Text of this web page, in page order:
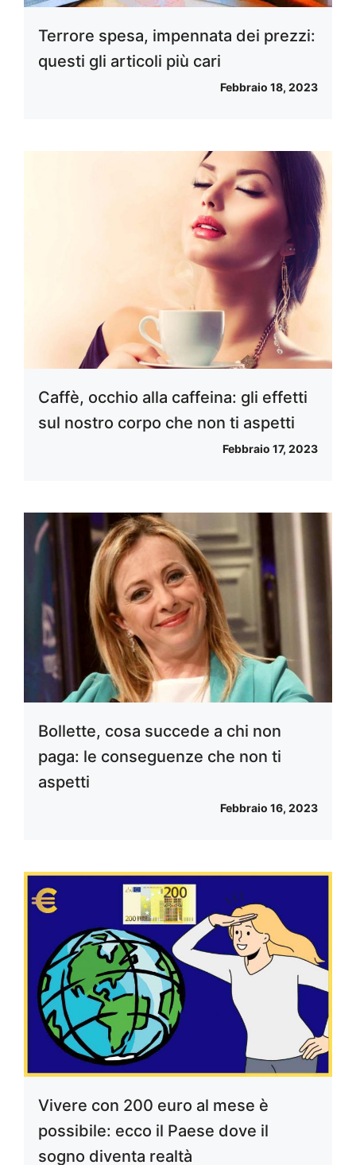
Terrore spesa, impennata dei prezzi:
questi gli articoli più cari
Febbraio 18, 2023
Caffè, occhio alla caffeina: gli effetti
sul nostro corpo che non ti aspetti
Febbraio 17, 2023
Bollette, cosa succede a chi non
paga: le conseguenze che non ti
aspetti
Febbraio 16, 2023
Vivere con 200 euro al mese è
possibile: ecco il Paese dove il
sogno diventa realtà